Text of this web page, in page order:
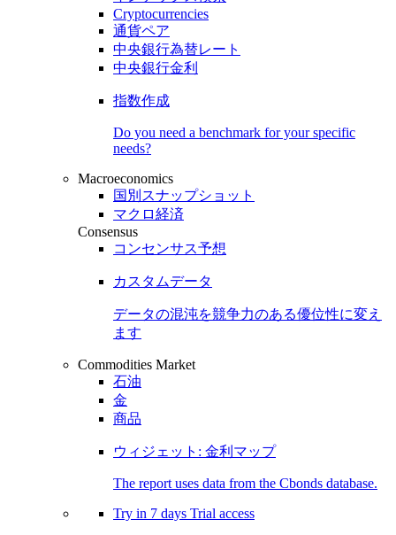
Cryptocurrencies
通貨ペア
中央銀行為替レート
中央銀行金利
指数作成
Do you need a benchmark for your specific
needs?
Macroeconomics
国別スナップショット
マクロ経済
Consensus
コンセンサス予想
カスタムデータ
データの混沌を競争力のある優位性に変え
ます
Commodities Market
石油
金
商品
ウィジェット: 金利マップ
The report uses data from the Cbonds database.
Try in 7 days Trial access